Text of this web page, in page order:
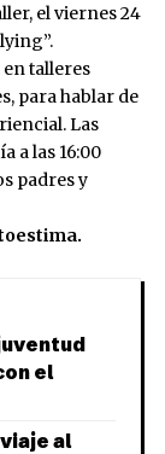
el viernes 24
talleres
para hablar de
Las
a las 16:00
padres y
el
al